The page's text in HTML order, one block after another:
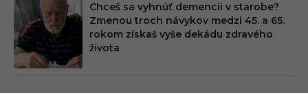
Chceš sa vyhnúť demencii v starobe?
Zmenou troch návykov medzi 45. a 65.
rokom získaš vyše dekádu zdravého
života